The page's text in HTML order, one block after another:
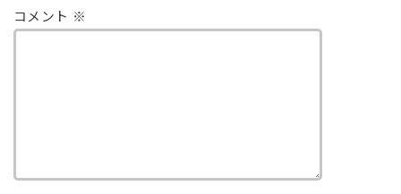
コメント ※